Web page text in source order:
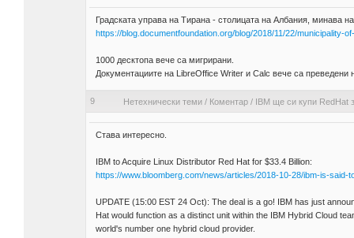
Градската управа на Тирана - столицата на Албания, минава
https://blog.documentfoundation.org/blog/2018/11/22/municipality-
1000 десктопа вече са мигрирани.
Документациите на LibreOffice Writer и Calc вече са преведени
9 Нетехнически теми/ Коментар/ IBM ще си купи RedHat
Става интересно.
IBM to Acquire Linux Distributor Red Hat for $33.4 Billion:
https://www.bloomberg.com/news/articles/2018-10-28/ibm-is-
UPDATE (15:00 EST 24 Oct): The deal is a go! IBM has just
Hat would function as a distinct unit within the IBM Hybrid Cloud
world's number one hybrid cloud provider.